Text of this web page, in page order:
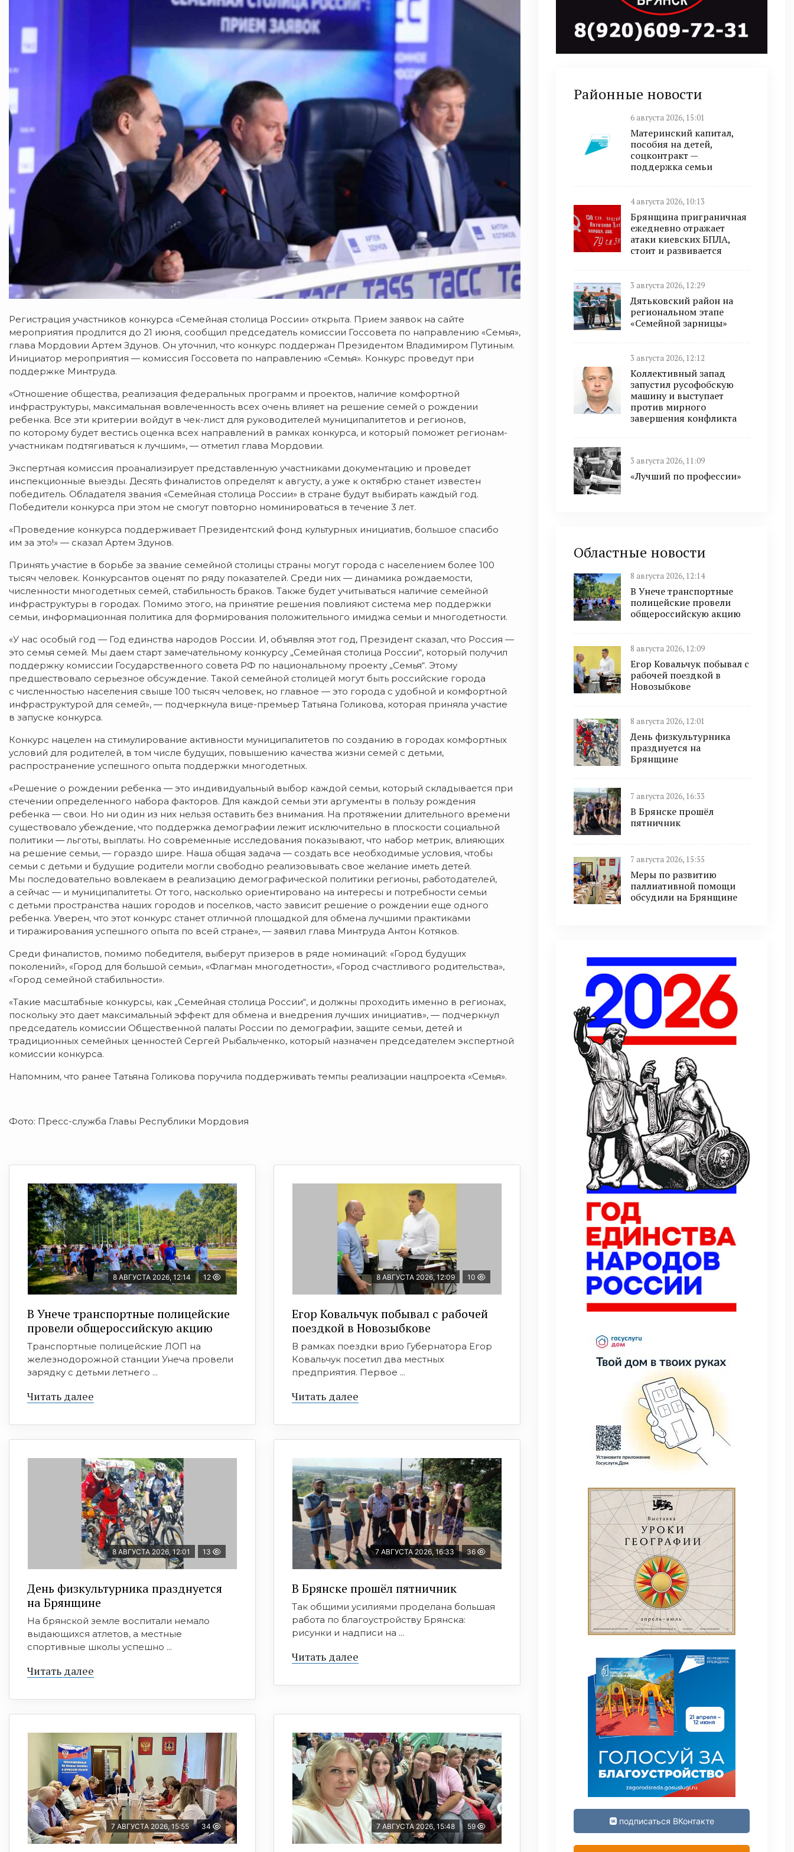
Регистрация участников конкурса «Семейная столица России» открыта. Прием заявок на сайте
мероприятия продлится до 21 июня, сообщил председатель комиссии Госсовета по направлению «Семья»,
глава Мордовии Артем Здунов. Он уточнил, что конкурс поддержан Президентом Владимиром Путиным.
Инициатор мероприятия — комиссия Госсовета по направлению «Семья». Конкурс проведут при
поддержке Минтруда.
«Отношение общества, реализация федеральных программ и проектов, наличие комфортной
инфраструктуры, максимальная вовлеченность всех очень влияет на решение семей о рождении
ребенка. Все эти критерии войдут в чек-лист для руководителей муниципалитетов и регионов,
по которому будет вестись оценка всех направлений в рамках конкурса, и который поможет регионам-
участникам подтягиваться к лучшим», — отметил глава Мордовии.
Экспертная комиссия проанализирует представленную участниками документацию и проведет
инспекционные выезды. Десять финалистов определят к августу, а уже к октябрю станет известен
победитель. Обладателя звания «Семейная столица России» в стране будут выбирать каждый год.
Победители конкурса при этом не смогут повторно номинироваться в течение 3 лет.
«Проведение конкурса поддерживает Президентский фонд культурных инициатив, большое спасибо
им за это!» — сказал Артем Здунов.
Принять участие в борьбе за звание семейной столицы страны могут города с населением более 100
тысяч человек. Конкурсантов оценят по ряду показателей. Среди них — динамика рождаемости,
численности многодетных семей, стабильность браков. Также будет учитываться наличие семейной
инфраструктуры в городах. Помимо этого, на принятие решения повлияют система мер поддержки
семьи, информационная политика для формирования положительного имиджа семьи и многодетности.
«У нас особый год — Год единства народов России. И, объявляя этот год, Президент сказал, что Россия —
это семья семей. Мы даем старт замечательному конкурсу „Семейная столица России“, который получил
поддержку комиссии Государственного совета РФ по национальному проекту „Семья“. Этому
предшествовало серьезное обсуждение. Такой семейной столицей могут быть российские города
с численностью населения свыше 100 тысяч человек, но главное — это города с удобной и комфортной
инфраструктурой для семей», — подчеркнула вице-премьер Татьяна Голикова, которая приняла участие
в запуске конкурса.
Конкурс нацелен на стимулирование активности муниципалитетов по созданию в городах комфортных
условий для родителей, в том числе будущих, повышению качества жизни семей с детьми,
распространение успешного опыта поддержки многодетных.
«Решение о рождении ребенка — это индивидуальный выбор каждой семьи, который складывается при
стечении определенного набора факторов. Для каждой семьи эти аргументы в пользу рождения
ребенка — свои. Но ни один из них нельзя оставить без внимания. На протяжении длительного времени
существовало убеждение, что поддержка демографии лежит исключительно в плоскости социальной
политики — льготы, выплаты. Но современные исследования показывают, что набор метрик, влияющих
на решение семьи, — гораздо шире. Наша общая задача — создать все необходимые условия, чтобы
семьи с детьми и будущие родители могли свободно реализовывать свое желание иметь детей.
Мы последовательно вовлекаем в реализацию демографической политики регионы, работодателей,
а сейчас — и муниципалитеты. От того, насколько ориентировано на интересы и потребности семьи
с детьми пространства наших городов и поселков, часто зависит решение о рождении еще одного
ребенка. Уверен, что этот конкурс станет отличной площадкой для обмена лучшими практиками
и тиражирования успешного опыта по всей стране», — заявил глава Минтруда Антон Котяков.
Среди финалистов, помимо победителя, выберут призеров в ряде номинаций: «Город будущих
поколений», «Город для большой семьи», «Флагман многодетности», «Город счастливого родительства»,
«Город семейной стабильности».
«Такие масштабные конкурсы, как „Семейная столица России“, и должны проходить именно в регионах,
поскольку это дает максимальный эффект для обмена и внедрения лучших инициатив», — подчеркнул
председатель комиссии Общественной палаты России по демографии, защите семьи, детей и
традиционных семейных ценностей Сергей Рыбальченко, который назначен председателем экспертной
комиссии конкурса.
Напомним, что ранее Татьяна Голикова поручила поддерживать темпы реализации нацпроекта «Семья».
Фото: Пресс-служба Главы Республики Мордовия
8 АВГУСТА 2026, 12:14 12
В Унече транспортные полицейские
провели общероссийскую акцию
Транспортные полицейские ЛОП на
железнодорожной станции Унеча провели
зарядку с детьми летнего ...
Читать далее
8 АВГУСТА 2026, 12:09 10
Егор Ковальчук побывал с рабочей
поездкой в Новозыбкове
В рамках поездки врио Губернатора Егор
Ковальчук посетил два местных
предприятия. Первое ...
Читать далее
8 АВГУСТА 2026, 12:01 13
День физкультурника празднуется
на Брянщине
На брянской земле воспитали немало
выдающихся атлетов, а местные
спортивные школы успешно ...
Читать далее
7 АВГУСТА 2026, 16:33 36
В Брянске прошёл пятничник
Так общими усилиями проделана большая
работа по благоустройству Брянска:
рисунки и надписи на ...
Читать далее
7 АВГУСТА 2026, 15:55 34 7 АВГУСТА 2026, 15:48 59
Районные новости
6 августа 2026, 15:01
Материнский капитал,
пособия на детей,
соцконтракт —
поддержка семьи
4 августа 2026, 10:13
Брянщина приграничная
ежедневно отражает
атаки киевских БПЛА,
стоит и развивается
3 августа 2026, 12:29
Дятьковский район на
региональном этапе
«Семейной зарницы»
3 августа 2026, 12:12
Коллективный запад
запустил русофобскую
машину и выступает
против мирного
завершения конфликта
3 августа 2026, 11:09
«Лучший по профессии»
Областные новости
8 августа 2026, 12:14
В Унече транспортные
полицейские провели
общероссийскую акцию
8 августа 2026, 12:09
Егор Ковальчук побывал с
рабочей поездкой в
Новозыбкове
8 августа 2026, 12:01
День физкультурника
празднуется на
Брянщине
7 августа 2026, 16:33
В Брянске прошёл
пятничник
7 августа 2026, 15:55
Меры по развитию
паллиативной помощи
обсудили на Брянщине
подписаться ВКонтакте